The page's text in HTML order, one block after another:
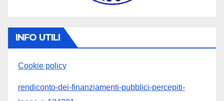
INFO UTILI
Cookie policy
rendiconto-dei-finanziamenti-pubblici-percepiti-